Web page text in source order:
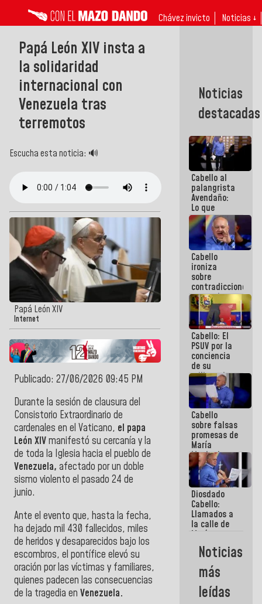
Chávez invicto Noticias ↓
Papá León XIV insta a
la solidaridad
internacional con
Venezuela tras
terremotos
Escucha esta noticia: 🔊
Papá León XIV
Internet
Publicado: 27/06/2026 09:45 PM
Durante la sesión de clausura del
Consistorio Extraordinario de
cardenales en el Vaticano, el papa
León XIVmanifestó su cercanía y la
de toda la Iglesia hacia el pueblo de
Venezuela, afectado por un doble
sismo violento el pasado 24 de
junio.
Ante el evento que, hasta la fecha,
ha dejado mil 430 fallecidos, miles
de heridos y desaparecidos bajo los
escombros, el pontífice elevó su
oración por las víctimas y familiares,
quienes padecen las consecuencias
de la tragedia en Venezuela.
Noticias
destacadas
Cabello al
palangrista
Avendaño:
Lo que
vayas a
escribir
hazlo hoy
por que no
sabemos si
la semana
que viene
hay
programa
Cabello
ironiza
sobre
contradicciones
y mentiras
de María
Machado:
¡Créanle!
Cabello: El
PSUV por la
conciencia
de su
militancia
es la
organización
política más
sólida de
Venezuela
Cabello
sobre falsas
promesas de
María
Machado:
¿Quién le
puede creer?
¿Y la gente
que ella iba
a salvar en
La Guaira?
Diosdado
Cabello:
Llamados a
la calle de
María
Machado se
estrellaron
de frente
contra el
Pueblo
Noticias
más
leídas